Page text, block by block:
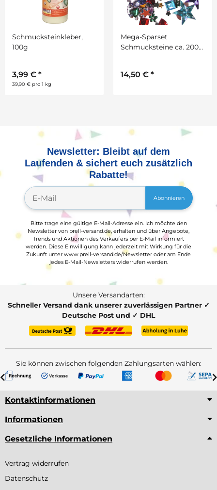
Schmucksteinkleber,
100g
3,99 € *
39,90 € pro 1 kg
Mega-Sparset
Schmucksteine ca. 2000
14,50 € *
Newsletter: Bleibt auf dem
Laufenden & sichert euch zusätzlich
Rabatte!
Abonnieren
Bitte trage eine gültige E-Mail-Adresse ein. Ich möchte den
Newsletter von prell-versand.de, erhalten und über Angebote,
Trends und Aktionen des Verkäufers per E-Mail informiert
werden. Diese Einwilligung kann jederzeit mit Wirkung für die
Zukunft unter www.prell-versand.de/Newsletter oder am Ende
jedes E-Mail-Newsletters widerrufen werden.
Unsere Versandarten:
Schneller Versand dank unserer zuverlässigen Partner ✓
Deutsche Post und ✓ DHL
Sie können zwischen folgenden Zahlungsarten wählen:
Kontaktinformationen
Informationen
Gesetzliche Informationen
Vertrag widerrufen
Datenschutz